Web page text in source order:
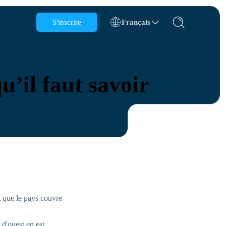
S'inscrire Français
Chine
Danemark
faut savoir
le pays couvre
en est,